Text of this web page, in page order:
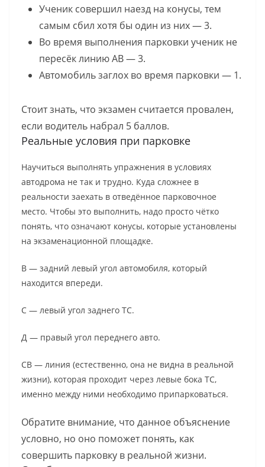
Ученик совершил наезд на конусы, тем
самым сбил хотя бы один из них — 3.
Во время выполнения парковки ученик не
пересёк линию АВ — 3.
Автомобиль заглох во время парковки — 1.
Стоит знать, что экзамен считается провален,
если водитель набрал 5 баллов.
Реальные условия при парковке
Научиться выполнять упражнения в условиях
автодрома не так и трудно. Куда сложнее в
реальности заехать в отведённое парковочное
место. Чтобы это выполнить, надо просто чётко
понять, что означают конусы, которые установлены
на экзаменационной площадке.
В — задний левый угол автомобиля, который
находится впереди.
С — левый угол заднего ТС.
Д — правый угол переднего авто.
СВ — линия (естественно, она не видна в реальной
жизни), которая проходит через левые бока ТС,
именно между ними необходимо припарковаться.
Обратите внимание, что данное объяснение
условно, но оно поможет понять, как
совершить парковку в реальной жизни.